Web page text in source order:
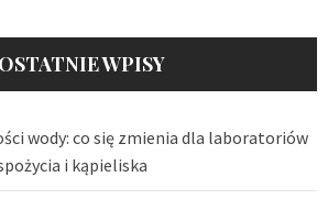
OSTATNIE WPISY
wody: co się zmienia dla laboratoriów
i kąpieliska